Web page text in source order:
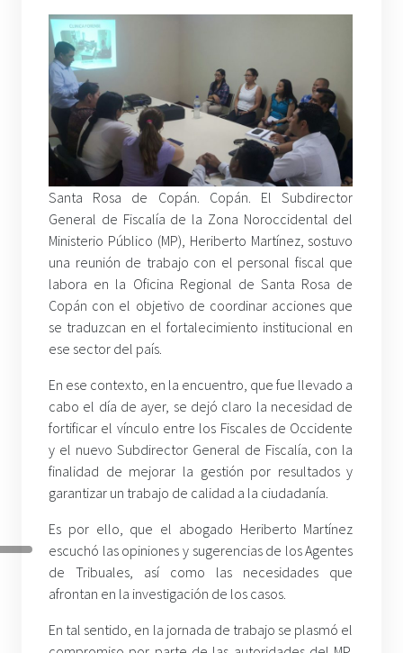
Santa Rosa de Copán. Copán. El Subdirector
General de Fiscalía de la Zona Noroccidental del
Ministerio Público (MP), Heriberto Martínez, sostuvo
una reunión de trabajo con el personal fiscal que
labora en la Oficina Regional de Santa Rosa de
Copán con el objetivo de coordinar acciones que
se traduzcan en el fortalecimiento institucional en
ese sector del país.
En ese contexto, en la encuentro, que fue llevado a
cabo el día de ayer, se dejó claro la necesidad de
fortificar el vínculo entre los Fiscales de Occidente
y el nuevo Subdirector General de Fiscalía, con la
finalidad de mejorar la gestión por resultados y
garantizar un trabajo de calidad a la ciudadanía.
Es por ello, que el abogado Heriberto Martínez
escuchó las opiniones y sugerencias de los Agentes
de Tribuales, así como las necesidades que
afrontan en la investigación de los casos.
En tal sentido, en la jornada de trabajo se plasmó el